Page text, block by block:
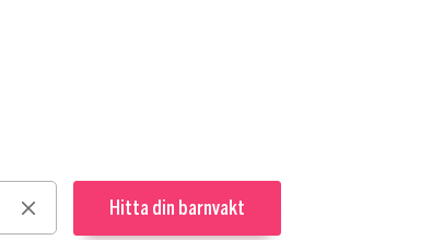
Clear Hitta din barnvakt